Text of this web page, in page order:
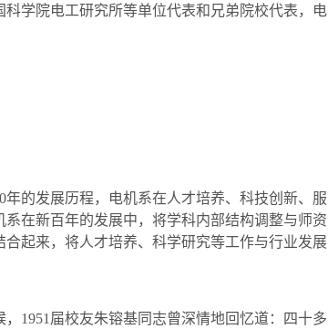
学院电工研究所等单位代表和兄弟院校代表，电
年的发展历程，电机系在人才培养、科技创新、服
在新百年的发展中，将学科内部结构调整与师资
起来，将人才培养、科学研究等工作与行业发展
1951 届校友朱镕基同志曾深情地回忆道：四十多